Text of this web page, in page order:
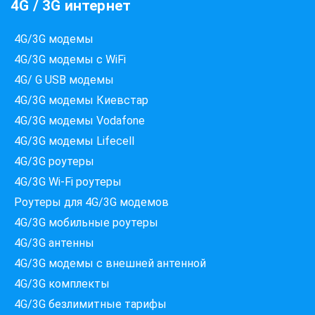
4G / 3G интернет
4G/3G модемы
4G/3G модемы с WiFi
4G/ G USB модемы
4G/3G модемы Киевстар
4G/3G модемы Vodafone
4G/3G модемы Lifecell
4G/3G роутеры
4G/3G Wi-Fi роутеры
Роутеры для 4G/3G модемов
4G/3G мобильные роутеры
4G/3G антенны
4G/3G модемы c внешней антенной
4G/3G комплекты
4G/3G безлимитные тарифы
Які провайдери працюють
за вашою адресою?